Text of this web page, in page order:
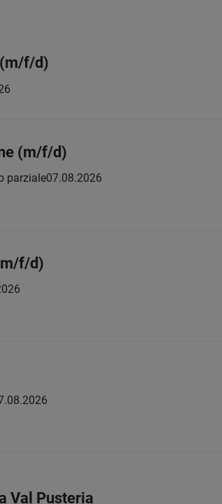
f/d)
(m/f/d)
parziale07.08.2026
f/d)
Val Pusteria